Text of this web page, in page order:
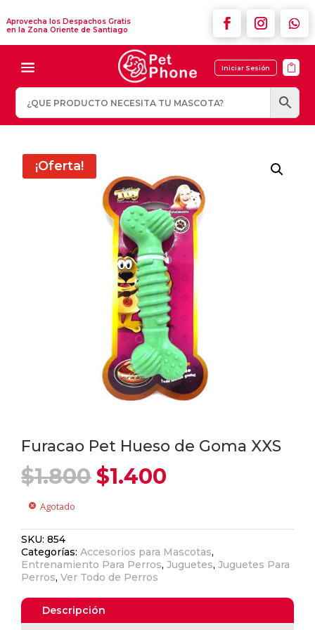
Aprovecha los Despachos Gratis
en la Zona Oriente de Santiago
Iniciar Sesión 
¡Oferta!
Furacao Pet Hueso de Goma XXS
$1.800 El
precio
era:
$1.400
es:
cancel Agotado
SKU:854
Categorías:Accesorios para Mascotas,
Entrenamiento Para Perros,Juguetes,Juguetes Para
Perros,Ver Todo de Perros
Descripción